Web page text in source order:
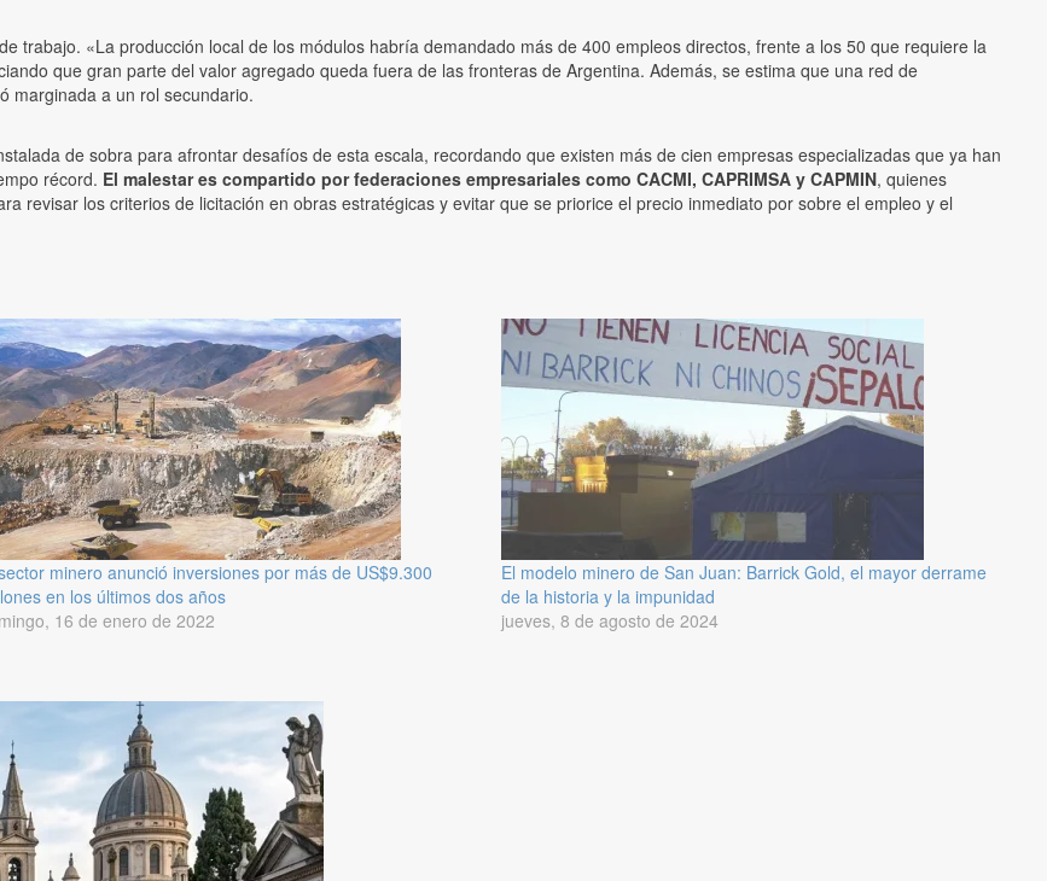
trabajo. «La producción local de los módulos habría demandado más de 400 empleos directos, frente a los 50 que requiere la
que gran parte del valor agregado queda fuera de las fronteras de Argentina. Además, se estima que una red de
marginada a un rol secundario.
de sobra para afrontar desafíos de esta escala, recordando que existen más de cien empresas especializadas que ya han
récord. El malestar es compartido por federaciones empresariales como CACMI, CAPRIMSA y CAPMIN, quienes
revisar los criterios de licitación en obras estratégicas y evitar que se priorice el precio inmediato por sobre el empleo y el
minero anunció inversiones por más de US$9.300
en los últimos dos años
16 de enero de 2022
El modelo minero de San Juan: Barrick Gold, el mayor derrame
de la historia y la impunidad
jueves, 8 de agosto de 2024